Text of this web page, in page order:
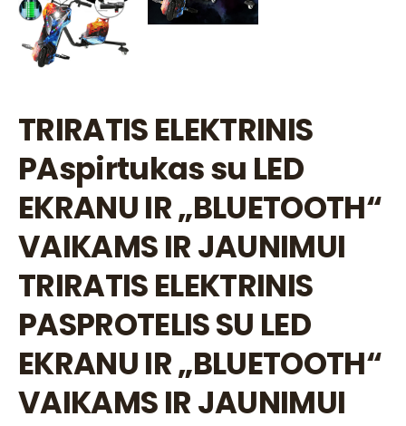
TRIRATIS ELEKTRINIS
PAspirtukas su LED
EKRANU IR „BLUETOOTH“
VAIKAMS IR JAUNIMUI
TRIRATIS ELEKTRINIS
PASPROTELIS SU LED
EKRANU IR „BLUETOOTH“
VAIKAMS IR JAUNIMUI